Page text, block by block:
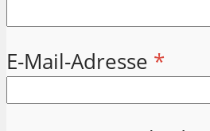
E-Mail-Adresse *